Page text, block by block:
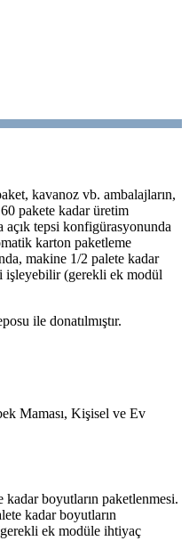
kavanoz vb. ambalajların,
pakete kadar üretim
açık tepsi konfigürasyonunda
karton paketleme
makine 1/2 palete kadar
işleyebilir (gerekli ek modül
ile donatılmıştır.
Maması, Kişisel ve Ev
boyutların paketlenmesi.
kadar boyutların
ek modüle ihtiyaç